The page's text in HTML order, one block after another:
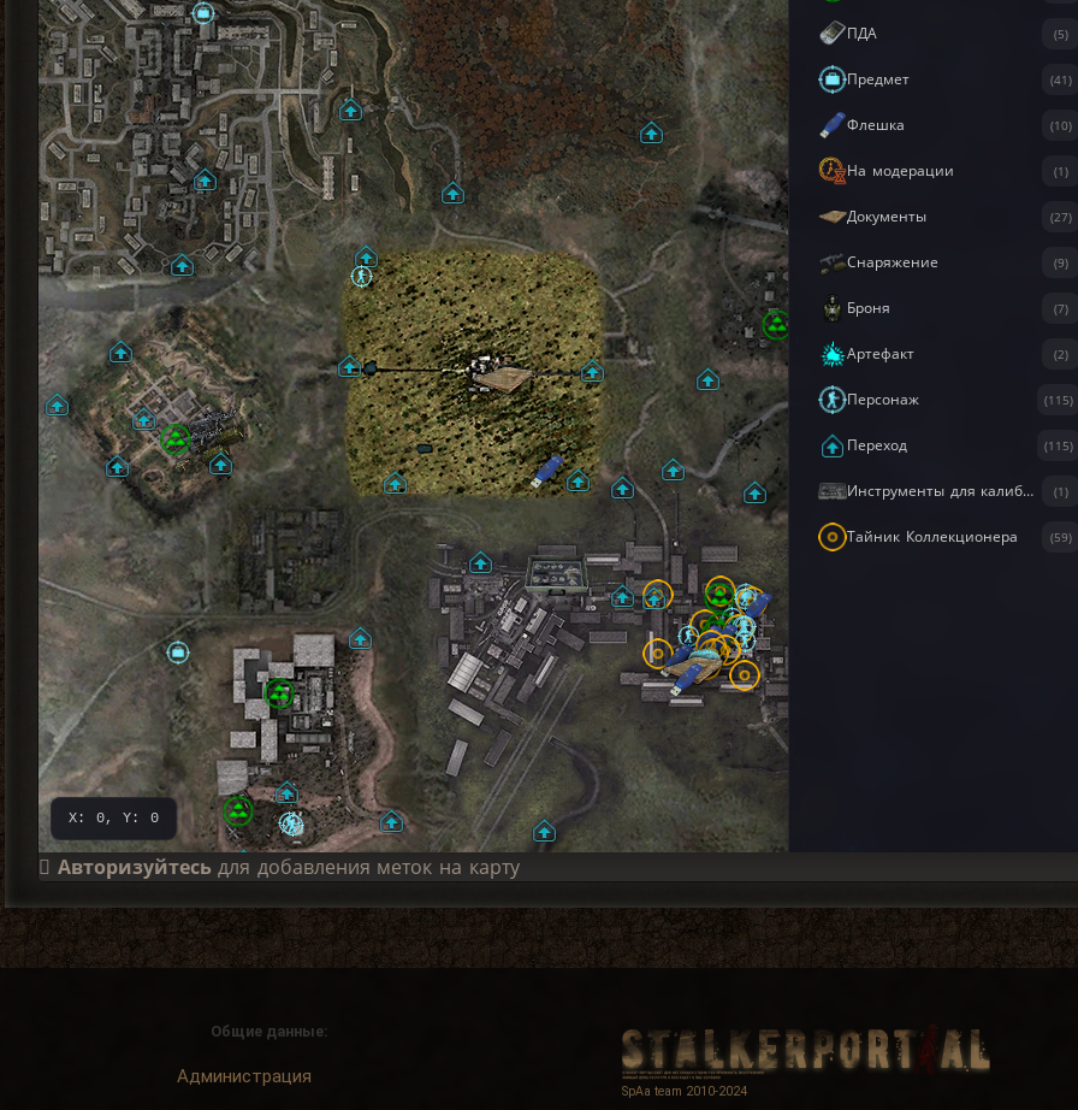
X: 0, Y: 0
ПДА (5)
Предмет (41)
Флешка (10)
На модерации (1)
Документы (27)
Снаряжение (9)
Броня (7)
Артефакт (2)
Персонаж (115)
Переход (115)
Инструменты для калибровки (1)
Тайник Коллекционера (59)
Авторизуйтесьдля добавления меток на карту
Общие данные:
Администрация
SpAa team 2010-2024